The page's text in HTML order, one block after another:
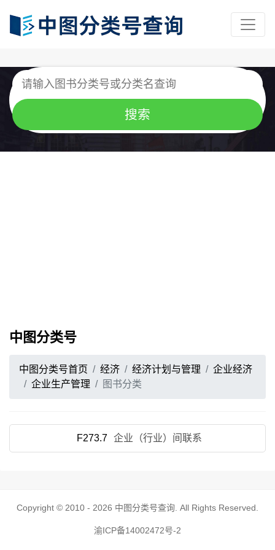
中图分类号
中图分类号首页 经济 经济计划与管理
企业经济
企业生产管理
图书分类
F273.7 企业（行业）间联系
Copyright © 2010 - 2026 中图分类号查询 . All Rights Reserved.
渝ICP备14002472号-2